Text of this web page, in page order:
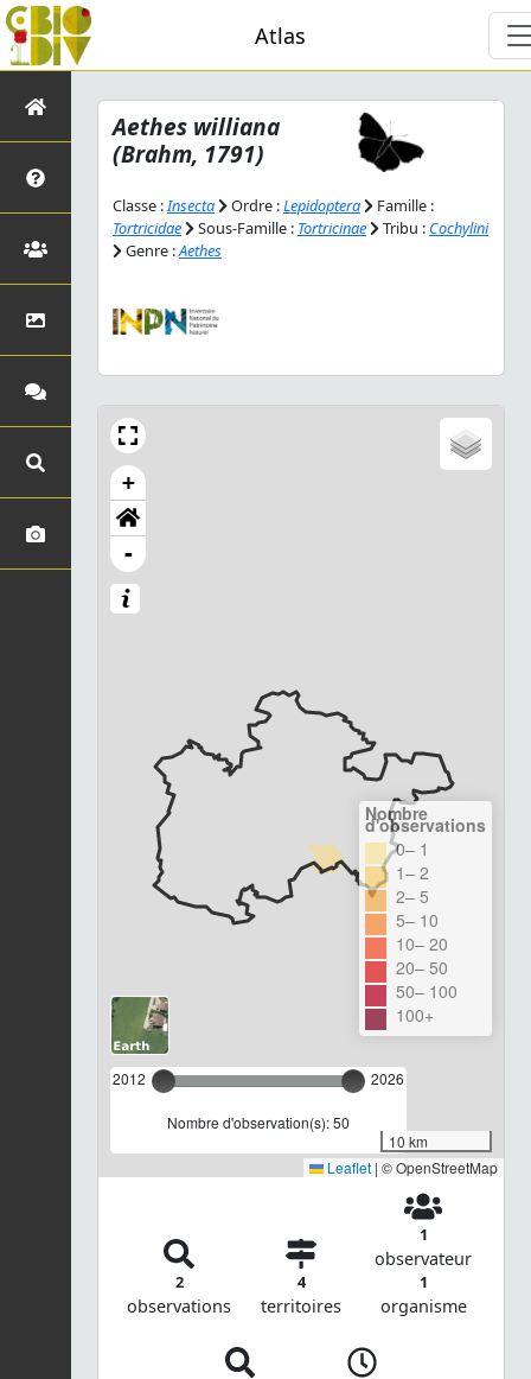
Atlas
Aethes williana
(Brahm, 1791)
Classe :Insecta Ordre :Lepidoptera
Famille :
Tortricidae
Sous-Famille : Tortricinae Tribu : Cochylini
Genre :Aethes
+
-
2012 2026
Nombre d'observation(s): 50
Nombre
d'observations
0– 1
1– 2
2– 5
5– 10
10– 20
20– 50
50– 100
100+
10 km
Leaflet | © OpenStreetMap
2
observations
4
territoires
1
observateur
1
organisme